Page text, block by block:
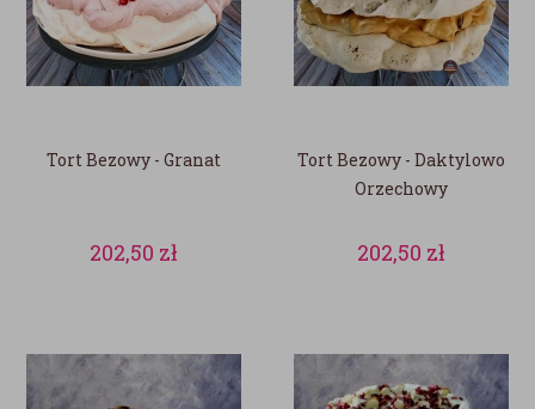
Tort Bezowy - Granat
202,50 zł
Tort Bezowy - Daktylowo
Orzechowy
202,50 zł